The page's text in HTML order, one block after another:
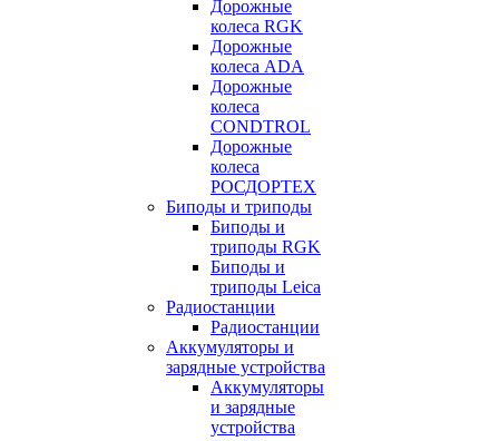
Дорожные
колеса RGK
Дорожные
колеса ADA
Дорожные
колеса
CONDTROL
Дорожные
колеса
РОСДОРТЕХ
Биподы и триподы
Биподы и
триподы RGK
Биподы и
триподы Leica
Радиостанции
Радиостанции
Аккумуляторы и
зарядные устройства
Аккумуляторы
и зарядные
устройства